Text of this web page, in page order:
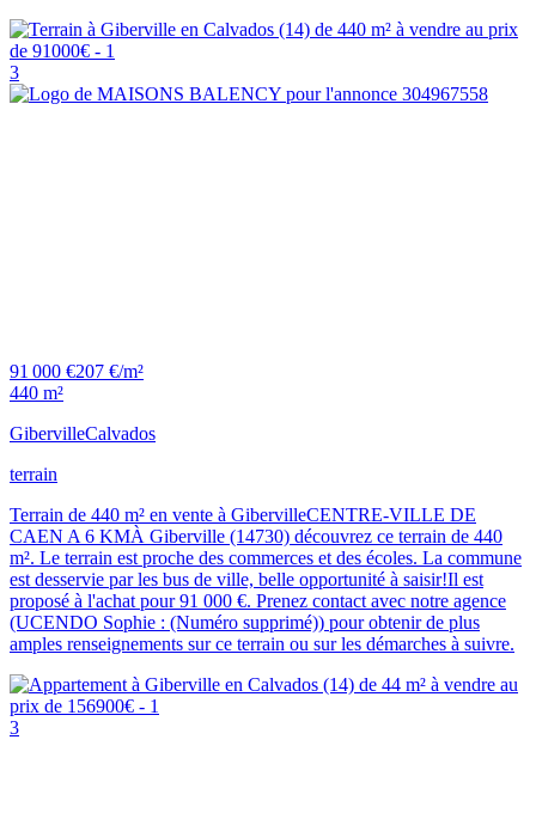
3
91 000 €207 €/m²
440 m²
GibervilleCalvados
terrain
Terrain de 440 m² en vente à GibervilleCENTRE-VILLE DE
CAEN A 6 KMÀ Giberville (14730) découvrez ce terrain de 440
m². Le terrain est proche des commerces et des écoles. La commune
est desservie par les bus de ville, belle opportunité à saisir!Il est
proposé à l'achat pour 91 000 €. Prenez contact avec notre agence
(UCENDO Sophie : (Numéro supprimé)) pour obtenir de plus
amples renseignements sur ce terrain ou sur les démarches à suivre.
3